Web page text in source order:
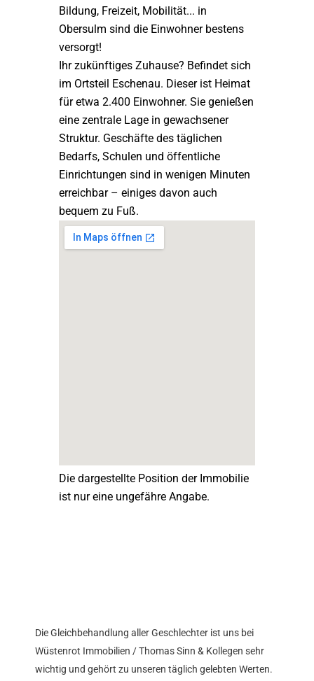
Bildung, Freizeit, Mobilität... in
Obersulm sind die Einwohner bestens
versorgt!
Ihr zukünftiges Zuhause? Befindet sich
im Ortsteil Eschenau. Dieser ist Heimat
für etwa 2.400 Einwohner. Sie genießen
eine zentrale Lage in gewachsener
Struktur. Geschäfte des täglichen
Bedarfs, Schulen und öffentliche
Einrichtungen sind in wenigen Minuten
erreichbar – einiges davon auch
bequem zu Fuß.
Die dargestellte Position der Immobilie
ist nur eine ungefähre Angabe.
Die Gleichbehandlung aller Geschlechter ist uns bei
Wüstenrot Immobilien / Thomas Sinn & Kollegen sehr
wichtig und gehört zu unseren täglich gelebten Werten.